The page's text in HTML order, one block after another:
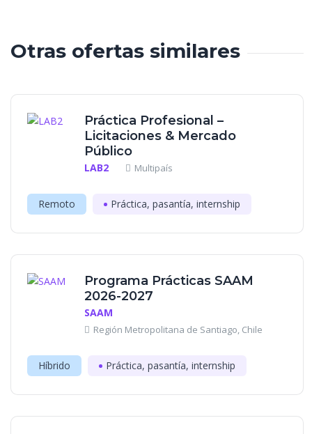
Otras ofertas similares
Práctica Profesional –
Licitaciones & Mercado
Público
LAB2 Multipaís
Remoto Práctica, pasantía, internship
Programa Prácticas SAAM
2026-2027
SAAM
Región Metropolitana de Santiago, Chile
Híbrido Práctica, pasantía, internship